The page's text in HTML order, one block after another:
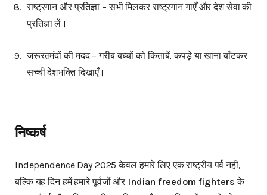
राष्ट्रगान और प्रतिज्ञा – सभी मिलकर राष्ट्रगान गाएँ और देश सेवा की
प्रतिज्ञा लें।
जरूरतमंदों की मदद – गरीब बच्चों को किताबें, कपड़े या खाना बाँटकर
सच्ची देशभक्ति दिखाएँ।
निष्कर्ष
Independence Day 2025 केवल हमारे लिए एक राष्ट्रीय पर्व नहीं,
बल्कि यह दिन हमें हमारे पूर्वजों और Indian freedom fighters के